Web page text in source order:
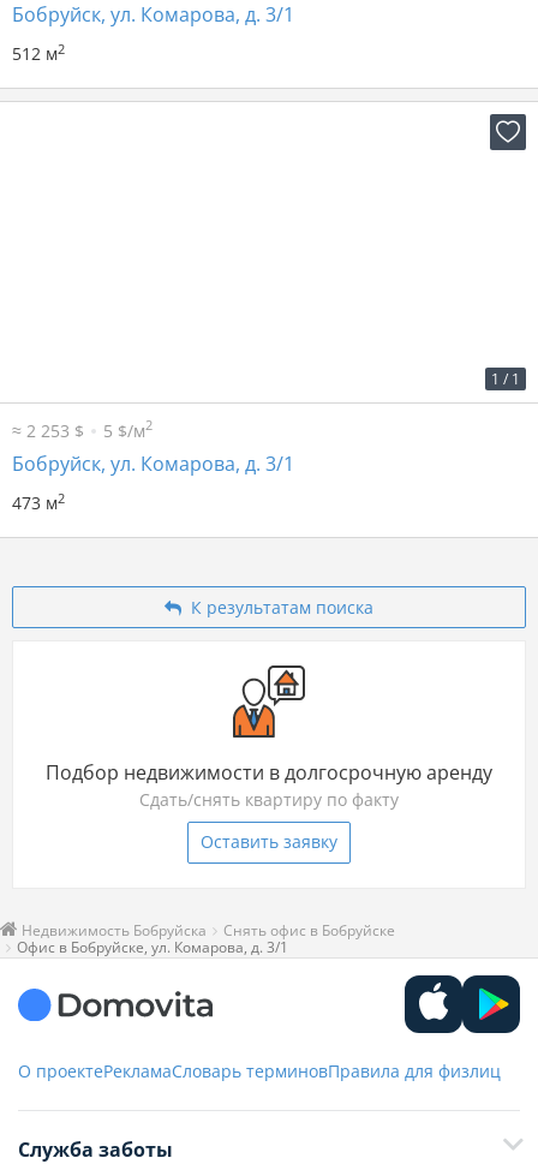
Бобруйск, ул. Комарова, д. 3/1
512 м2
1 / 1
≈ 2 253 $ 5 $/м2
Бобруйск, ул. Комарова, д. 3/1
473 м2
К результатам поиска
Подбор недвижимости в долгосрочную аренду
Сдать/снять квартиру по факту
Оставить заявку
Недвижимость Бобруйска
Снять офис в Бобруйске
Офис в Бобруйске, ул. Комарова, д. 3/1
О проектеРекламаСловарь терминовПравила для физлиц
Служба заботы